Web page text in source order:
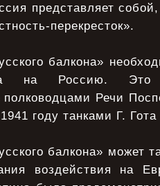
представляет
перекресток».
балкона»
на Россию. Это
Речи
году танками Г.
балкона» может
воздействия на